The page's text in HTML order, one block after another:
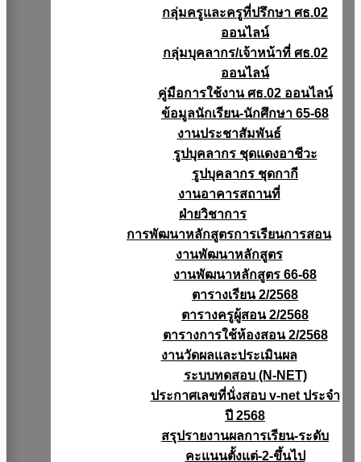
กลุ่มครูและครูที่ปรึกษา ศธ.02
ออนไลน์
กลุ่มบุคลากร/เจ้าหน้าที่ ศธ.02
ออนไลน์
คู่มือการใช้งาน ศธ.02 ออนไลน์
ข้อมูลนักเรียน-นักศึกษา 65-68
งานประชาสัมพันธ์
รูปบุคลากร ชุดแดงอาชีวะ
รูปบุคลากร ชุดกากี
งานอาคารสถานที่
ฝ่ายวิชาการ
การพัฒนาหลักสูตรการเรียนการสอน
งานพัฒนาหลักสูตร
งานพัฒนาหลักสูตร 66-68
ตารางเรียน 2/2568
ตารางครูผู้สอน 2/2568
ตารางการใช้ห้องสอน 2/2568
งานวัดผลเเละประเมินผล
ระบบทดสอบ (N-NET)
ประกาศเลขที่นั่งสอบ v-net ประจำ
ปี 2568
สรุปรายงานผลการเรียน-ระดับ
คะแนนตั้งแต่-2-ขึ้นไป